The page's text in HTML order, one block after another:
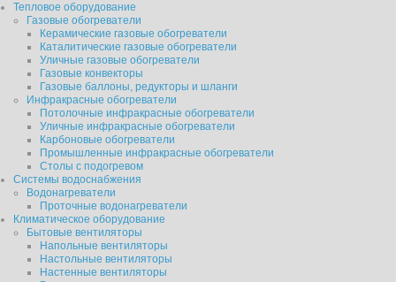
Тепловое оборудование
Газовые обогреватели
Керамические газовые обогреватели
Каталитические газовые обогреватели
Уличные газовые обогреватели
Газовые конвекторы
Газовые баллоны, редукторы и шланги
Инфракрасные обогреватели
Потолочные инфракрасные обогреватели
Уличные инфракрасные обогреватели
Карбоновые обогреватели
Промышленные инфракрасные обогреватели
Столы с подогревом
Системы водоснабжения
Водонагреватели
Проточные водонагреватели
Климатическое оборудование
Бытовые вентиляторы
Напольные вентиляторы
Настольные вентиляторы
Настенные вентиляторы